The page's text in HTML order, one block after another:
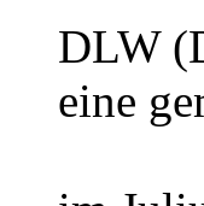
DLW
eine